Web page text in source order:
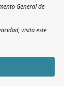
General de
visita este